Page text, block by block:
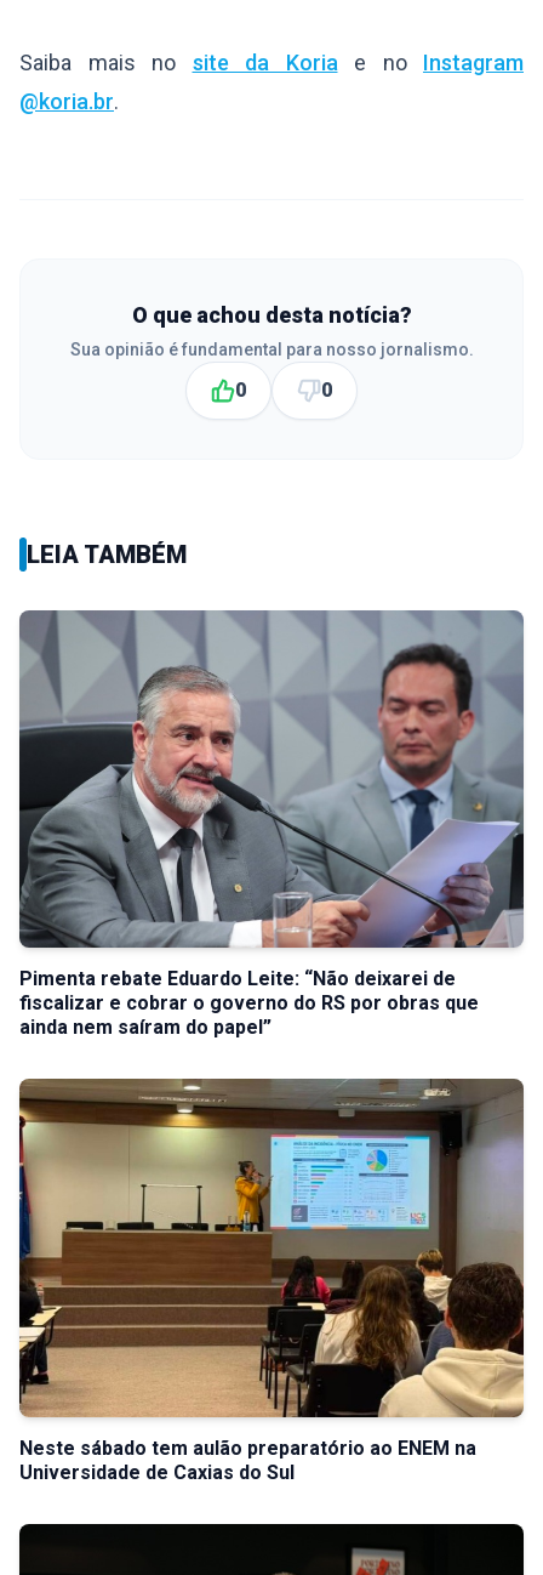
Saiba mais no site da Koriae no Instagram
@koria.br.
O que achou desta notícia?
Sua opinião é fundamental para nosso jornalismo.
0 0
LEIA TAMBÉM
Pimenta rebate Eduardo Leite: “Não deixarei de
fiscalizar e cobrar o governo do RS por obras que
ainda nem saíram do papel”
Neste sábado tem aulão preparatório ao ENEM na
Universidade de Caxias do Sul